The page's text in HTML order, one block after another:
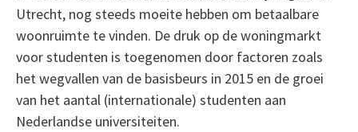
Utrecht, nog steeds moeite hebben om betaalbare
woonruimte te vinden. De druk op de woningmarkt
voor studenten is toegenomen door factoren zoals
het wegvallen van de basisbeurs in 2015 en de groei
van het aantal (internationale) studenten aan
Nederlandse universiteiten.